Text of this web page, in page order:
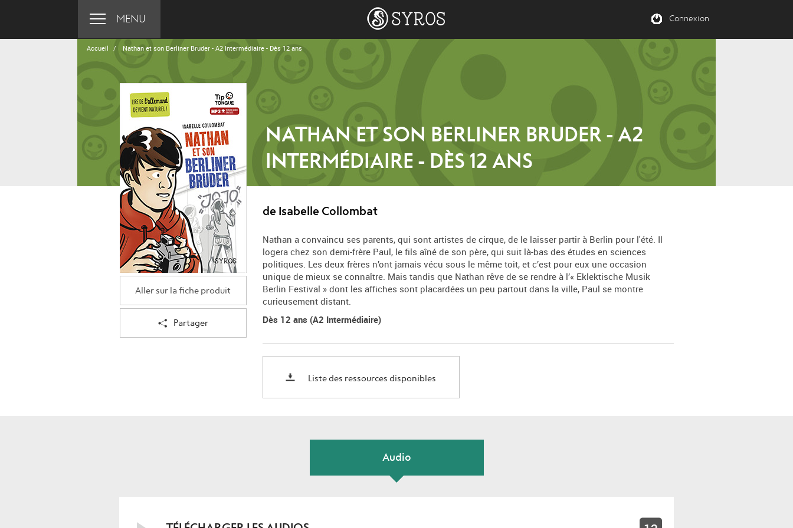
MENU Connexion
Accueil Nathan et son Berliner Bruder - A2 Intermédiaire - Dès 12 ans
NATHAN ET SON BERLINER BRUDER - A2
INTERMÉDIAIRE - DÈS 12 ANS
Aller sur la fiche produit
Partager
de Isabelle Collombat
Nathan a convaincu ses parents, qui sont artistes de cirque, de le laisser partir à Berlin pour l'été. Il
logera chez son demi-frère Paul, le fils aîné de son père, qui suit là-bas des études en sciences
politiques. Les deux frères n’ont jamais vécu sous le même toit, et c’est pour eux une occasion
unique de mieux se connaître. Mais tandis que Nathan rêve de se rendre à l’« Eklektische Musik
Berlin Festival » dont les affiches sont placardées un peu partout dans la ville, Paul se montre
curieusement distant.
Dès 12 ans (A2 Intermédiaire)
Liste des ressources disponibles
Audio